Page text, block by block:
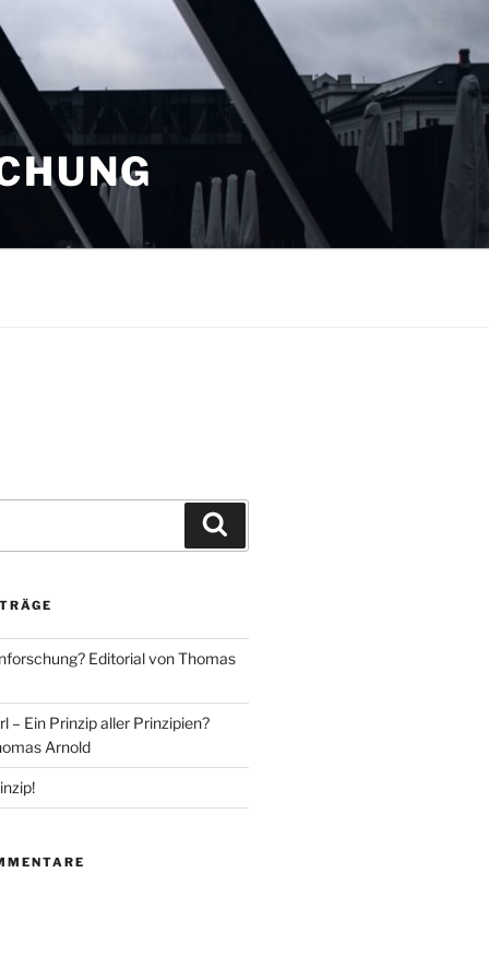
Editorial von Thomas
– Ein Prinzip aller Prinzipien?
Arnold